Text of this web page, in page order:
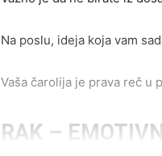
Na poslu, ideja koja vam
Vaša čarolija je prava reč u
RAK –